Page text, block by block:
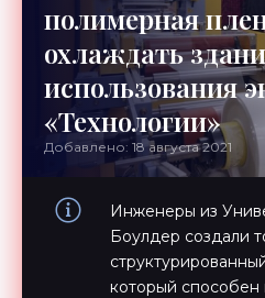
полимерная
охлаждать
использования
«Технологии»
Добавлено: 18 августа 2021
Инженеры из
Боулдер создали
который способен